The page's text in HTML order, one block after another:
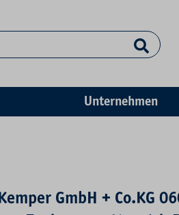
Unternehmen
GmbH + Co.KG